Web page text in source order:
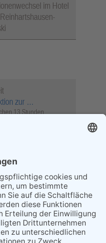
im Hotel
zur …
13 Stunden
1 Tag
schlägt hohe
Wochen
18 Wochen